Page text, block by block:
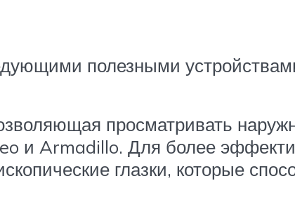
полезными
просматривать
и Armadillo. Для более
глазки, которые